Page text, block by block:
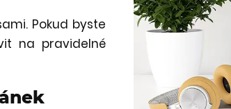
Pokud byste
na pravidelné